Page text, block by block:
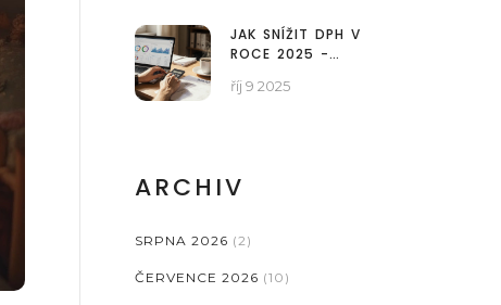
JAK SNÍŽIT DPH V
ROCE 2025 -
říj 9 2025
ARCHIV
SRPNA 2026 (2)
ČERVENCE 2026 (10)